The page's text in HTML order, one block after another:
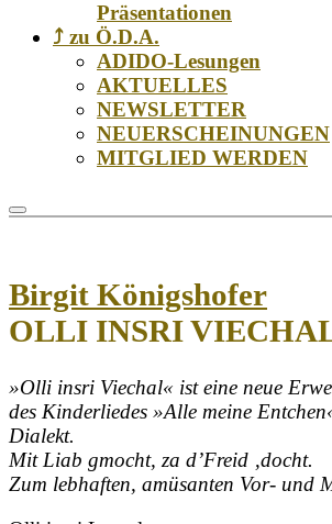
Präsentationen
⤴️ zu Ö.D.A.
ADIDO-Lesungen
AKTUELLES
NEWSLETTER
NEUERSCHEINUNGEN
MITGLIED WERDEN
Birgit Königshofer
OLLI INSRI
»Olli insri Viechal« ist eine neue
des Kinderliedes »Alle meine
Dialekt.
Mit Liab gmocht, za d’Freid ‚docht.
Zum lebhaften, amüsanten Vor- und